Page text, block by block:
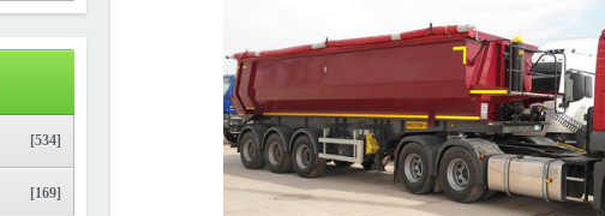
[534]
[169]